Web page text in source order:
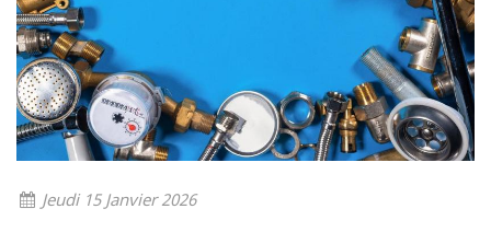
Jeudi 15 Janvier 2026